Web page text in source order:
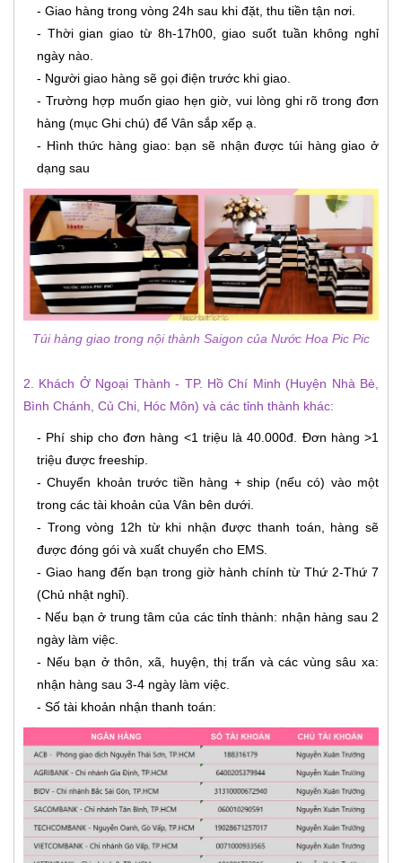
- Giao hàng trong vòng 24h sau khi đặt, thu tiền tận nơi.
- Thời gian giao từ 8h-17h00, giao suốt tuần không nghỉ
ngày nào.
- Người giao hàng sẽ gọi điện trước khi giao.
- Trường hợp muốn giao hẹn giờ, vui lòng ghi rõ trong đơn
hàng (mục Ghi chú) để Vân sắp xếp ạ.
- Hình thức hàng giao: bạn sẽ nhận được túi hàng giao ở
dạng sau
Túi hàng giao trong nội thành Saigon của Nước Hoa Pic Pic
2. Khách Ở Ngoại Thành - TP. Hồ Chí Minh (Huyện Nhà Bè,
Bình Chánh, Củ Chi, Hóc Môn) và các tỉnh thành khác:
- Phí ship cho đơn hàng <1 triệu là 40.000đ. Đơn hàng >1
triệu được freeship.
- Chuyển khoản trước tiền hàng + ship (nếu có) vào một
trong các tài khoản của Vân bên dưới.
- Trong vòng 12h từ khi nhận được thanh toán, hàng sẽ
được đóng gói và xuất chuyển cho EMS.
- Giao hang đến bạn trong giờ hành chính từ Thứ 2-Thứ 7
(Chủ nhật nghỉ).
- Nếu bạn ở trung tâm của các tỉnh thành: nhận hàng sau 2
ngày làm việc.
- Nếu bạn ở thôn, xã, huyện, thị trấn và các vùng sâu xa:
nhận hàng sau 3-4 ngày làm việc.
- Số tài khoản nhận thanh toán: